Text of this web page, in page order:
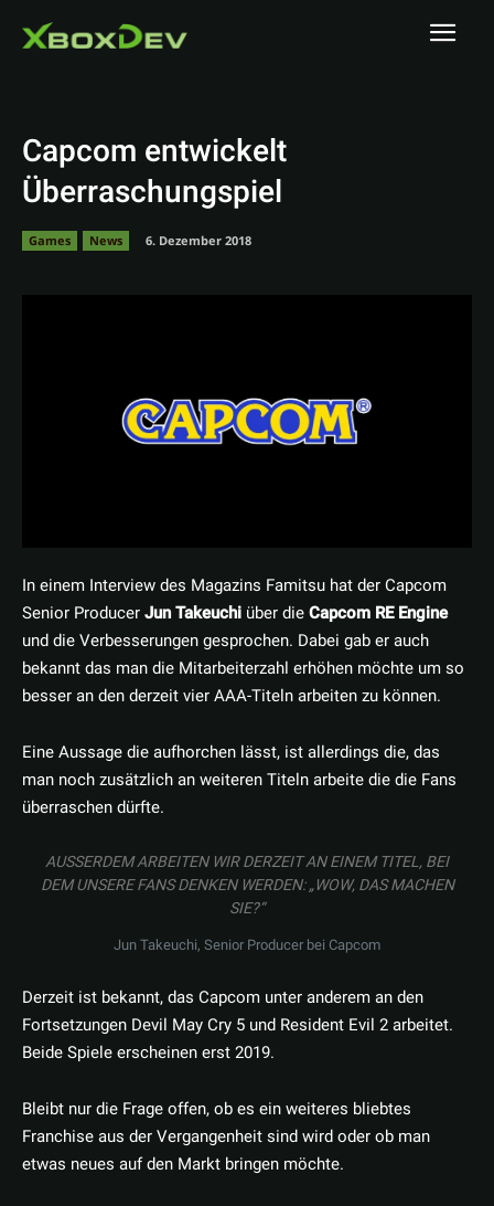
Capcom entwickelt
Überraschungspiel
Games News 6. Dezember 2018
In einem Interview des Magazins Famitsu hat der Capcom
Senior ProducerJun Takeuchi über dieCapcom RE Engine
und die Verbesserungen gesprochen. Dabei gab er auch
bekannt das man die Mitarbeiterzahl erhöhen möchte um so
besser an den derzeit vier AAA-Titeln arbeiten zu können.
Eine Aussage die aufhorchen lässt, ist allerdings die, das
man noch zusätzlich an weiteren Titeln arbeite die die Fans
überraschen dürfte.
AUSSERDEM ARBEITEN WIR DERZEIT AN EINEM TITEL, BEI D
EM UNSERE FANS DENKEN WERDEN: „WOW, DAS MACHEN S
IE?“
Jun Takeuchi, Senior Producer bei Capcom
Derzeit ist bekannt, das Capcom unter anderem an den
Fortsetzungen Devil May Cry 5 und Resident Evil 2 arbeitet.
Beide Spiele erscheinen erst 2019.
Bleibt nur die Frage offen, ob es ein weiteres bliebtes
Franchise aus der Vergangenheit sind wird oder ob man
etwas neues auf den Markt bringen möchte.